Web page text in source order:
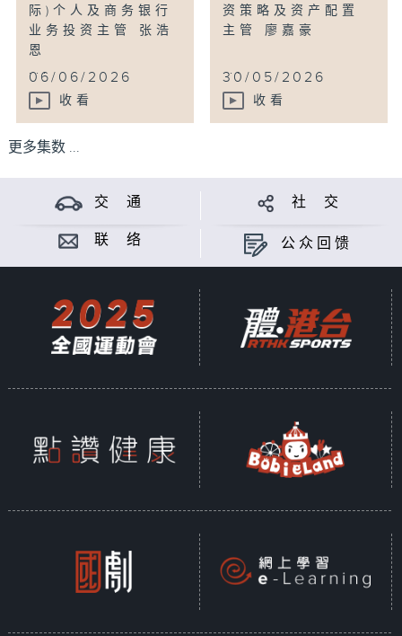
际)个人及商务银行
业务投资主管 张浩
恩
...
06/06/2026
收看
资策略及资产配置
主管 廖嘉豪
...
30/05/2026
收看
更多集数 ...
交 通 社 交
联 络 公众回馈